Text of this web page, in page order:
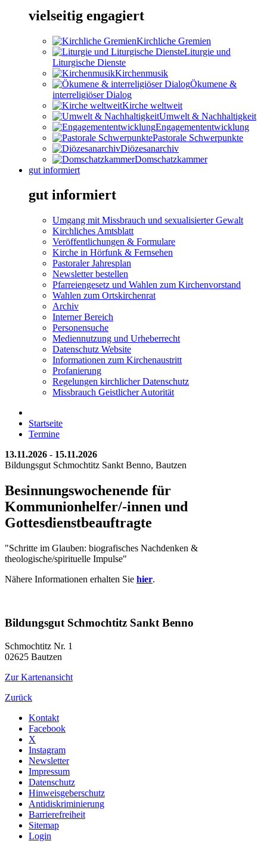
vielseitig engagiert
Kirchliche Gremien
Liturgie und
Liturgische Dienste
Kirchenmusik
Ökumene &
interreligiöser Dialog
Kirche weltweit
Umwelt & Nachhaltigkeit
Engagemententwicklung
Pastorale Schwerpunkte
Diözesanarchiv
Domschatzkammer
gut informiert
gut informiert
Umgang mit Missbrauch und sexualisierter Gewalt
Kirchliches Amtsblatt
Veröffentlichungen & Formulare
Kirche in Hörfunk & Fernsehen
Pastoraler Jahresplan
Newsletter bestellen
Pfarreiengesetz und Wahlen zum Kirchenvorstand
Wahlen zum Ortskirchenrat
Archiv
Interner Bereich
Personensuche
Mediennutzung und Urheberrecht
Datenschutz Website
Informationen zum Kirchenaustritt
Profanierung
Regelungen kirchlicher Datenschutz
Missbrauch Geistlicher Autorität
Startseite
Termine
13.11.2026 - 15.11.2026
Bildungsgut Schmochtitz Sankt Benno, Bautzen
Besinnungswochenende für
Kommunionhelfer/-innen und
Gottesdienstbeauftragte
"Schritte im Glauben: biografisches Nachdenken &
theologische/spirituelle Impulse"
Nähere Informationen erhalten Sie hier.
Bildungsgut Schmochtitz Sankt Benno
Schmochtitz Nr. 1
02625 Bautzen
Zur Kartenansicht
Zurück
Kontakt
Facebook
X
Instagram
Newsletter
Impressum
Datenschutz
Hinweisgeberschutz
Antidiskriminierung
Barrierefreiheit
Sitemap
Login